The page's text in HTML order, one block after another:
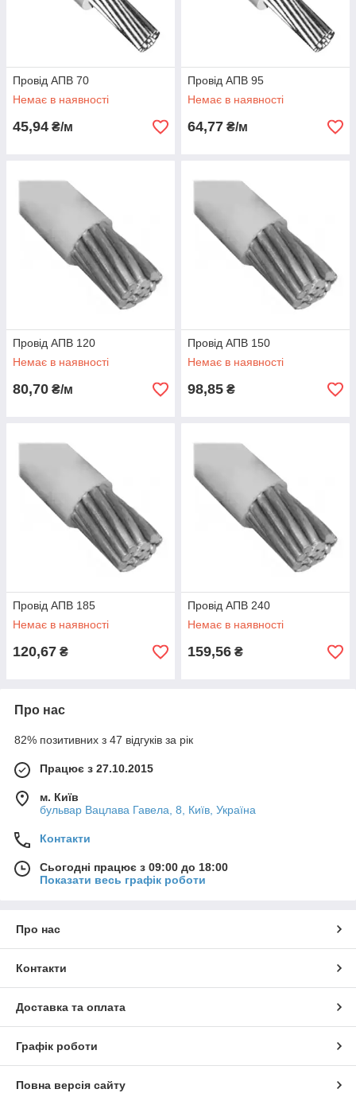
Провід АПВ 70
Немає в наявності
45,94 ₴/м
Провід АПВ 95
Немає в наявності
64,77 ₴/м
Провід АПВ 120
Немає в наявності
80,70 ₴/м
Провід АПВ 150
Немає в наявності
98,85 ₴
Провід АПВ 185
Немає в наявності
120,67 ₴
Провід АПВ 240
Немає в наявності
159,56 ₴
Про нас
82% позитивних з 47 відгуків за рік
Працює з 27.10.2015
м. Київ
бульвар Вацлава Гавела, 8, Київ, Україна
Контакти
Сьогодні працює з 09:00 до 18:00
Показати весь графік роботи
Про нас
Контакти
Доставка та оплата
Графік роботи
Повна версія сайту